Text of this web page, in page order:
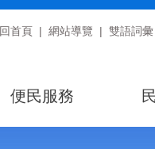
回首頁 網站導覽 雙語詞彙
便民服務